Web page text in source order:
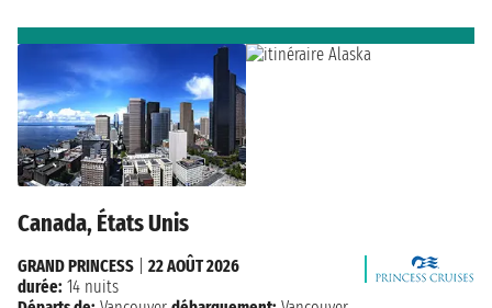
Canada, États Unis
GRAND PRINCESS
22 AOÛT 2026
durée: 14 nuits